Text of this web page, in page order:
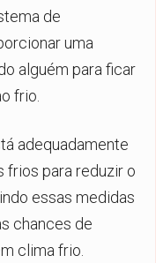
de
uma
alguém para ficar
frio.
adequadamente
frios para reduzir o
essas medidas
chances de
clima frio.